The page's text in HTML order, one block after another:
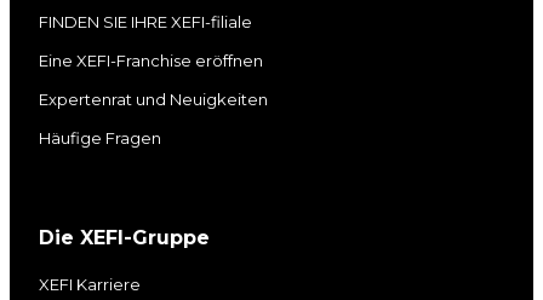
FINDEN SIE IHRE XEFI-filiale
Eine XEFI-Franchise eröffnen
Expertenrat und Neuigkeiten
Häufige Fragen
Die XEFI-Gruppe
XEFI Karriere